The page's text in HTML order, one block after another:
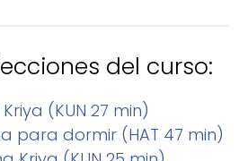
del curso:
(KUN 27 min)
para dormir (HAT 47 min)